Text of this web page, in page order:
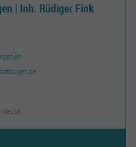
| Inh. Rüdiger Fink
Neckar